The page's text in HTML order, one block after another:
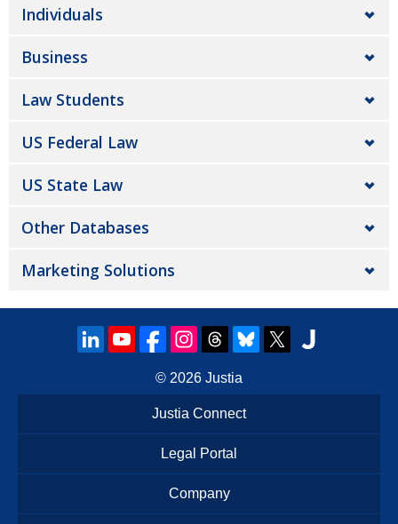
Individuals
Business
Law Students
US Federal Law
US State Law
Other Databases
Marketing Solutions
© 2026 Justia
Justia Connect
Legal Portal
Company